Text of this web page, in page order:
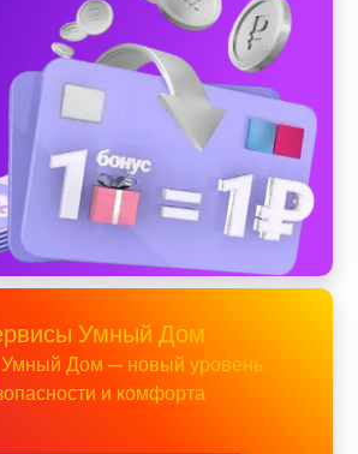
Умный Дом
Дом — новый уровень
и комфорта